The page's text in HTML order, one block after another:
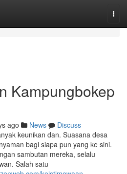
Kampungbokep
ago News
Discuss
keunikan dan. Suasana desa
bagi siapa pun yang ke sini.
sambutan mereka, selalu
Salah satu